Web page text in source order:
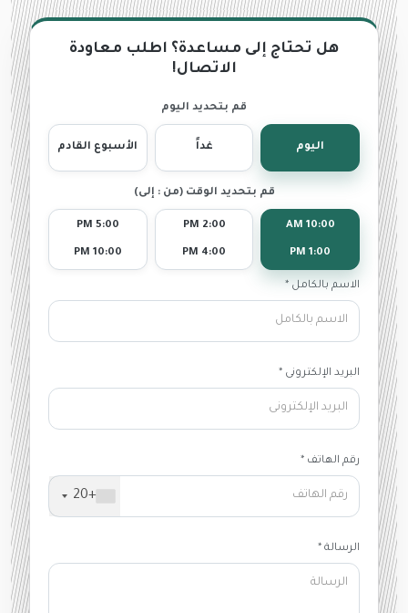
هل تحتاج إلى مساعدة؟ اطلب معاودة
الاتصال!
قم بتحديد اليوم
اليوم غداً الأسبوع القادم
قم بتحديد الوقت (من : إلى)
10:00 AM
1:00 PM
2:00 PM
4:00 PM
5:00 PM
10:00 PM
الاسم بالكامل *
البريد الإلكترونى *
رقم الهاتف *
+20
الرسالة *